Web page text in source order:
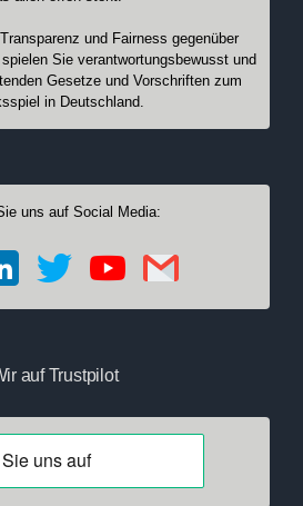
und Fairness gegenüber
Sie verantwortungsbewusst und
Gesetze und Vorschriften zum
in Deutschland.
uns auf Social Media:
auf Trustpilot